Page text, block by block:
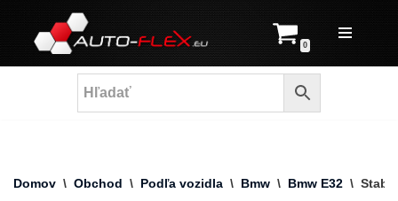
Prejsť
na
0
Domov \ Obchod \ Podľa vozidla \ Bmw \ Bmw E32 \